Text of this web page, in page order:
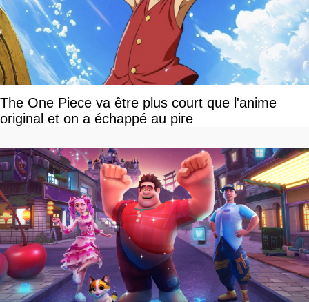
The One Piece va être plus court que l'anime
original et on a échappé au pire